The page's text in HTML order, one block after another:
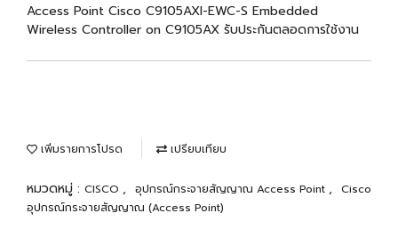
Access Point Cisco C9105AXI-EWC-S Embedded
Wireless Controller on C9105AX รับประกันตลอดการใช้งาน
เพิ่มรายการโปรด เปรียบเทียบ
หมวดหมู่ : CISCO , อุปกรณ์กระจายสัญญาณ Access Point ,
Cisco
อุปกรณ์กระจายสัญญาณ (Access Point)